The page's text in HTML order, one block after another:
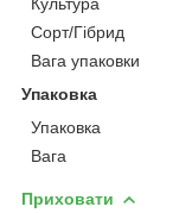
Сорт/Гібрид
Вага упаковки
Упаковка
Упаковка
Вага
Приховати